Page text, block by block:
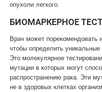
опухоли легкого.
БИОМАРКЕРНОЕ
Врач может порекомендовать
чтобы определить уникальные
Это молекулярное
мутации в которых могут
распространению рака. Эти
не в здоровых клетках